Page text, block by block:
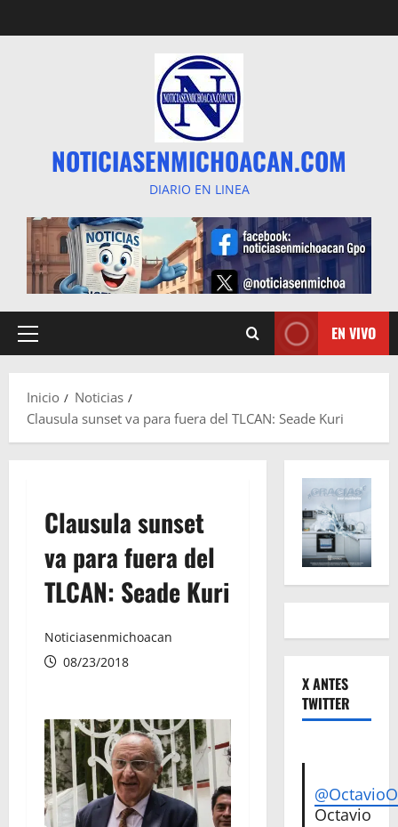
al
NOTICIASENMICHOACAN.COM
DIARIO EN LINEA
Menú
EN VIVO
Inicio
Noticias
Clausula sunset va para fuera del TLCAN: Seade Kuri
Clausula sunset
va para fuera del
TLCAN: Seade Kuri
Noticiasenmichoacan
08/23/2018
X ANTES
TWITTER
Octavio